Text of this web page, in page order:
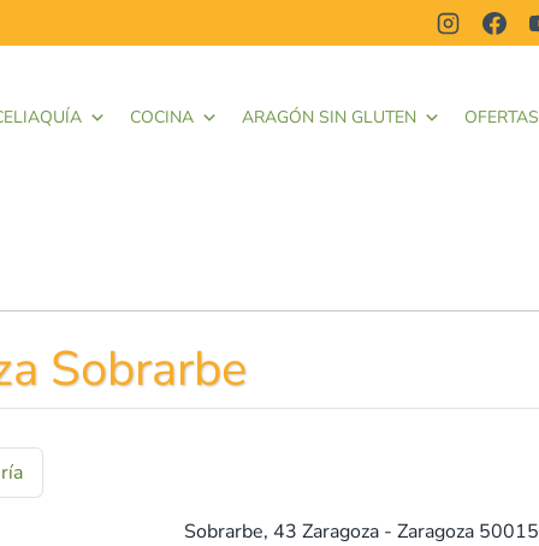
COCINA ARAGÓN SIN GLUTEN OFERTAS
Sobrarbe
Sobrarbe, 43 Zaragoza - Zaragoza 50015